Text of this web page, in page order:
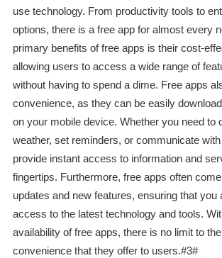
use technology. From productivity tools to
options, there is a free app for almost every
primary benefits of free apps is their cost-
allowing users to access a wide range of
without having to spend a dime. Free apps
convenience, as they can be easily
on your mobile device. Whether you need to
weather, set reminders, or communicate
provide instant access to information and
fingertips. Furthermore, free apps often
updates and new features, ensuring that you
access to the latest technology and tools.
availability of free apps, there is no limit to
convenience that they offer to users.#3#